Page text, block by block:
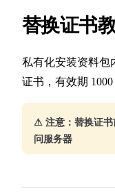
替换证书
私有化安装资料包
证书，有效期
⚠ 注意：替换证书
问服务器